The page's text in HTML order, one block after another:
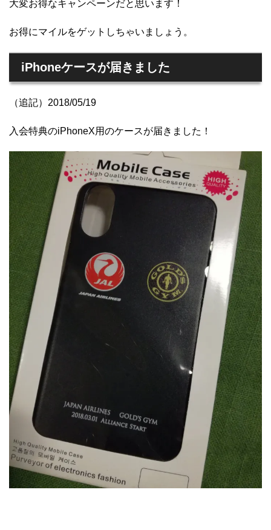
大変お得なキャンペーンだと思います！
お得にマイルをゲットしちゃいましょう。
iPhoneケースが届きました
（追記）2018/05/19
入会特典のiPhoneX用のケースが届きました！